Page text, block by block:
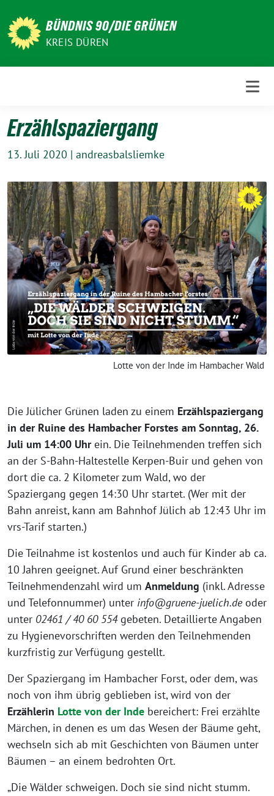
zum
Inhalt
BÜNDNIS 90/DIE GRÜNEN
KREIS DÜREN
Erzählspaziergang
13. Juli 2020 | andreasbalsliemke
Lotte von der Inde im Hambacher Wald
Die Jülicher Grünen laden zu einem Erzählspaziergang
in der Ruine des Hambacher Forstes am Sonntag, 26.
Juli um 14:00 Uhrein. Die Teilnehmenden treffen sich
an der S-Bahn-Haltestelle Kerpen-Buir und gehen von
dort die ca. 2 Kilometer zum Wald, wo der
Spaziergang gegen 14:30 Uhr startet. (Wer mit der
Bahn anreist, kann am Bahnhof Jülich ab 12:43 Uhr im
vrs-Tarif starten.)
Die Teilnahme ist kostenlos und auch für Kinder ab ca.
10 Jahren geeignet. Auf Grund einer beschränkten
Teilnehmendenzahl wird um Anmeldung (inkl. Adresse
und Telefonnummer) unter info@gruene-juelich.deoder
unter 02461 / 40 60 554gebeten. Detaillierte Angaben
zu Hygienevorschriften werden den Teilnehmenden
kurzfristig zur Verfügung gestellt.
Der Spaziergang im Hambacher Forst, oder dem, was
noch von ihm übrig geblieben ist, wird von der
Erzählerin Lotte von der Inde bereichert: Frei erzählte
Märchen, in denen es um das Wesen der Bäume geht,
wechseln sich ab mit Geschichten von Bäumen unter
Bäumen – an einem bedrohten Ort.
„Die Wälder schweigen. Doch sie sind nicht stumm.